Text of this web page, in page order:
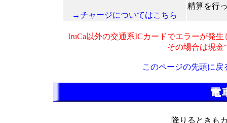
→チャージについてはこちら
精算を行
IruCa以外の交通系ICカードでエラーが発
その場合は現金
このページの先頭に戻
降りるときも